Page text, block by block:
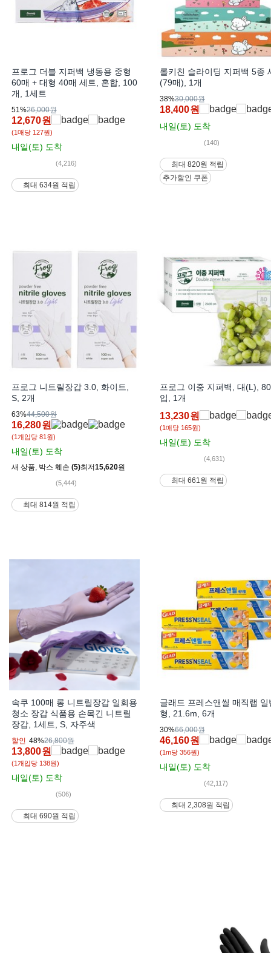
프로그 더블 지퍼백 냉동용 중형
60매 + 대형 40매 세트, 혼합, 100
개, 1세트
51%26,000원
12,670원
(1매당 127원)
내일(토) 도착
(4,216)
최대 634원 적립
롤키친 슬라이딩 지퍼백 5종
(79매), 1개
38%30,000원
18,400원
내일(토) 도착
(140)
최대 820원 적립
추가할인 쿠폰
프로그 니트릴장갑 3.0, 화이트,
S, 2개
63%44,500원
16,280원
(1개입당 81원)
내일(토) 도착
새 상품 박스 훼손 (5)최저15,620원
(5,444)
최대 814원 적립
프로그 이중 지퍼백, 대(L),
입, 1개
13,230원
(1매당 165원)
내일(토) 도착
(4,631)
최대 661원 적립
속쿠 100매 롱 니트릴장갑 일회용
청소 장갑 식품용 손목긴 니트릴
장갑, 1세트, S, 자주색
할인 48%26,800원
13,800원
(1개입당 138원)
내일(토) 도착
(506)
최대 690원 적립
글래드 프레스앤씰 매직랩 일
형, 21.6m, 6개
30%66,000원
46,160원
(1m당 356원)
내일(토) 도착
(42,117)
최대 2,308원 적립